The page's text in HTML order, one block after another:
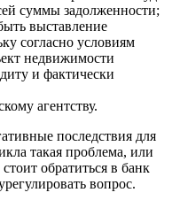
суммы задолженности;
выставление
согласно условиям
недвижимости
и фактически
агентству.
последствия для
такая проблема, или
обратиться в банк
вопрос.